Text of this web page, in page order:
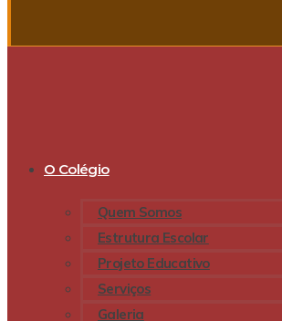
O Colégio
Quem Somos
Estrutura Escolar
Projeto Educativo
Serviços
Galeria